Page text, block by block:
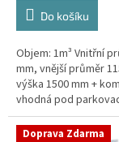
Do košíku
Objem: 1m³ Vnitřní
mm, vnější průměr
výška 1500 mm +
vhodná pod
komunikace i terasy
přítoku specifikujte v...
Doprava Zdarma